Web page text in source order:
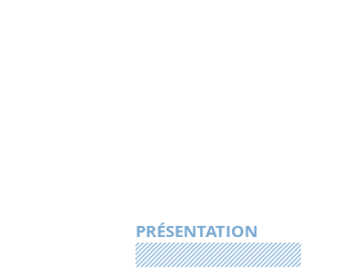
PRÉSENTATION